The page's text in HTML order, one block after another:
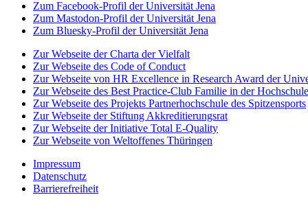
Zum Facebook-Profil der Universität Jena
Zum Mastodon-Profil der Universität Jena
Zum Bluesky-Profil der Universität Jena
Zur Webseite der Charta der Vielfalt
Zur Webseite des Code of Conduct
Zur Webseite von HR Excellence in Research Award der
Zur Webseite des Best Practice-Club Familie in der Hochschule
Zur Webseite des Projekts Partnerhochschule des Spitzensports
Zur Webseite der Stiftung Akkreditierungsrat
Zur Webseite der Initiative Total E-Quality
Zur Webseite von Weltoffenes Thüringen
Impressum
Datenschutz
Barrierefreiheit